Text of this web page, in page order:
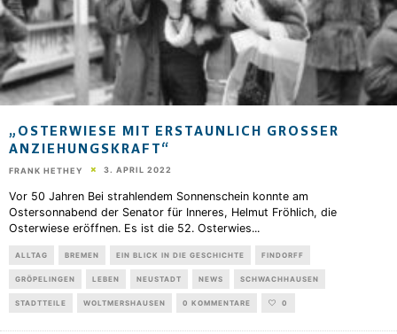
„OSTERWIESE MIT ERSTAUNLICH GROSSER A
NZIEHUNGSKRAFT“
FRANK HETHEY 3. APRIL 2022
Vor 50 Jahren Bei strahlendem Sonnenschein konnte am
Ostersonnabend der Senator für Inneres, Helmut Fröhlich, die
Osterwiese eröffnen. Es ist die 52. Osterwies...
ALLTAG BREMEN EIN BLICK IN DIE GESCHICHTE FINDORFF
GRÖPELINGEN LEBEN NEUSTADT NEWS SCHWACHHAUSEN
STADTTEILE WOLTMERSHAUSEN 0 KOMMENTARE 0